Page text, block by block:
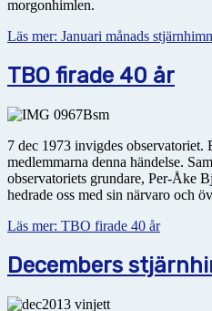
morgonhimlen.
Läs mer: Januari månads
TBO firade 40 år
7 dec 1973 invigdes observatoriet.
medlemmarna denna händelse.
observatoriets grundare, Per-Åke
hedrade oss med sin närvaro och
Läs mer: TBO firade 40 år
Decembers